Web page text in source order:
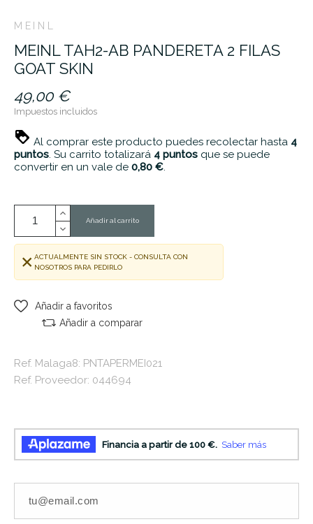
MEINL
MEINL TAH2-AB PANDERETA 2 FILAS
GOAT SKIN
49,00 €
Impuestos incluidos
Al comprar este producto puedes recolectar hasta 4
puntos. Su carrito totalizará 4 puntos que se puede
convertir en un vale de 0,80 €.
Añadir al carrito
ACTUALMENTE SIN STOCK - CONSULTA CON
NOSOTROS PARA PEDIRLO
Añadir a favoritos
Añadir a comparar
Ref. Malaga8: PNTAPERMEI021
Ref. Proveedor: 044694